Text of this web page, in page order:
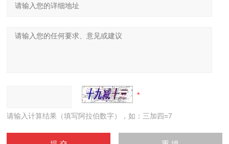
请输入计算结果（填写阿拉伯数字），如：三加四=7